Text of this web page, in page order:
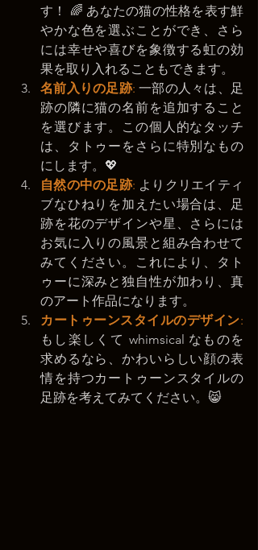
す！ 🌈 あなたの猫の性格を表す鮮
やかな色を選ぶことができ、さら
には幸せや喜びを象徴する虹の効
果を取り入れることもできます。
名前入りの足跡: 一部の人々は、足
跡の隣に猫の名前を追加すること
を選びます。この個人的なタッチ
は、タトゥーをさらに特別なもの
にします。💖
自然の中の足跡: よりクリエイティ
ブなひねりを加えたい場合は、足
跡を花のデザインや星、さらには
お気に入りの風景と組み合わせて
みてください。これにより、タト
ゥーに深みと独自性が加わり、真
のアート作品になります。
カートゥーンスタイルのデザイン
もし楽しくて whimsical なものを
求めるなら、かわいらしい顔の表
情を持つカートゥーンスタイルの
足跡を考えてみてください。😸